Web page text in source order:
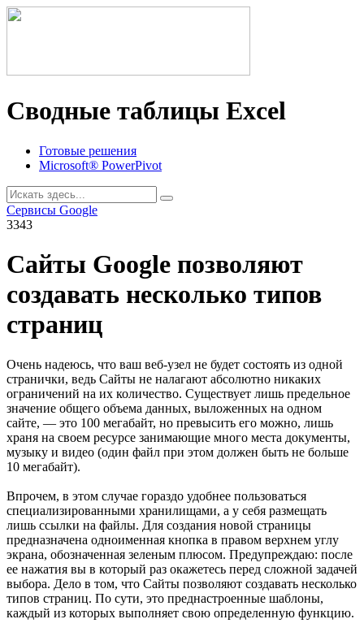
Сводные таблицы Excel
Готовые решения
Microsoft® PowerPivot
Сервисы Google
3343
Сайты Google позволяют
создавать несколько типов
страниц
Очень надеюсь, что ваш веб-узел не будет состоять из одной
странички, ведь Сайты не налагают абсолютно никаких
ограничений на их количество. Существует лишь предельное
значение общего объема данных, выложенных на одном
сайте, — это 100 мегабайт, но превысить его можно, лишь
храня на своем ресурсе занимающие много места документы,
музыку и видео (один файл при этом должен быть не больше
10 мегабайт).
Впрочем, в этом случае гораздо удобнее пользоваться
специализированными хранилищами, а у себя размещать
лишь ссылки на файлы. Для создания новой страницы
предназначена одноименная кнопка в правом верхнем углу
экрана, обозначенная зеленым плюсом. Предупреждаю: после
ее нажатия вы в который раз окажетесь перед сложной задачей
выбора. Дело в том, что Сайты позволяют создавать несколько
типов страниц. По сути, это преднастроенные шаблоны,
каждый из которых выполняет свою определенную функцию.